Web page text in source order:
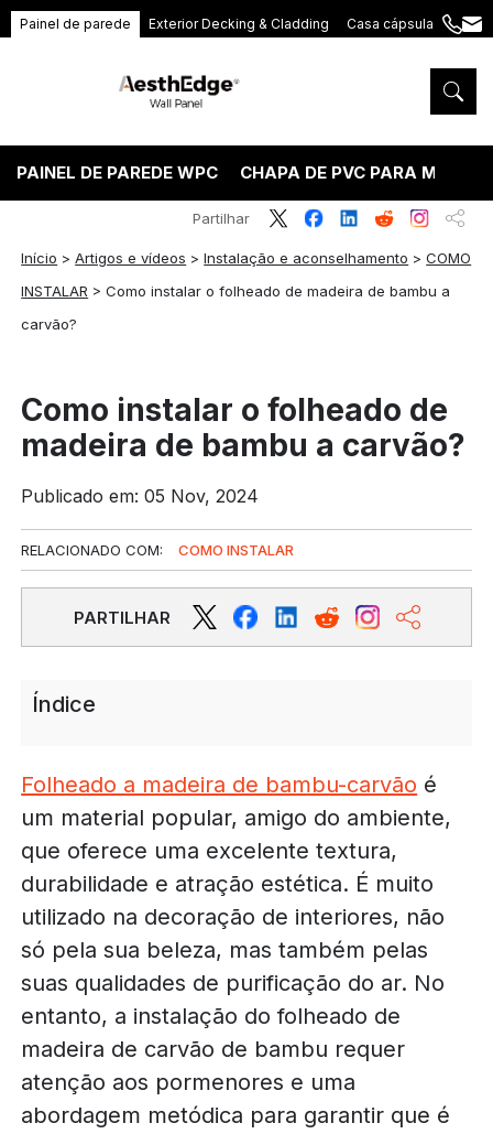
Painel de parede Exterior Decking & Cladding Casa cápsula
+86
5575
PAINEL DE PAREDE WPC CHAPA DE PVC PARA
Início >Artigos e vídeos >Instalação e aconselhamento >COMO
INSTALAR >Como instalar o folheado de madeira de bambu a
carvão?
Partilhar
Como instalar o folheado de
madeira de bambu a carvão?
Publicado em: 05 Nov, 2024
RELACIONADO COM: COMO INSTALAR
PARTILHAR
Índice
Folheado a madeira de bambu-carvão é
um material popular, amigo do ambiente,
que oferece uma excelente textura,
durabilidade e atração estética. É muito
utilizado na decoração de interiores, não
só pela sua beleza, mas também pelas
suas qualidades de purificação do ar. No
entanto, a instalação do folheado de
madeira de carvão de bambu requer
atenção aos pormenores e uma
abordagem metódica para garantir que é